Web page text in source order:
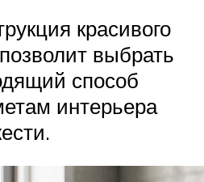
красивого
выбрать
способ
интерьера